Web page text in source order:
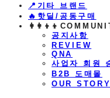
📍기타 브랜드
🔥핫딜/공동구매
공지사항
REVIEW
QNA
사업자 회원
B2B 도매몰
OUR STORY